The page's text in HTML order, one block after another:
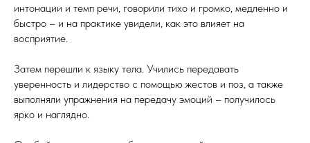
интонации и темп речи, говорили тихо и громко, медленно и
быстро – и на практике увидели, как это влияет на
восприятие.
Затем перешли к языку тела. Учились передавать
уверенность и лидерство с помощью жестов и поз, а также
выполняли упражнения на передачу эмоций – получилось
ярко и наглядно.